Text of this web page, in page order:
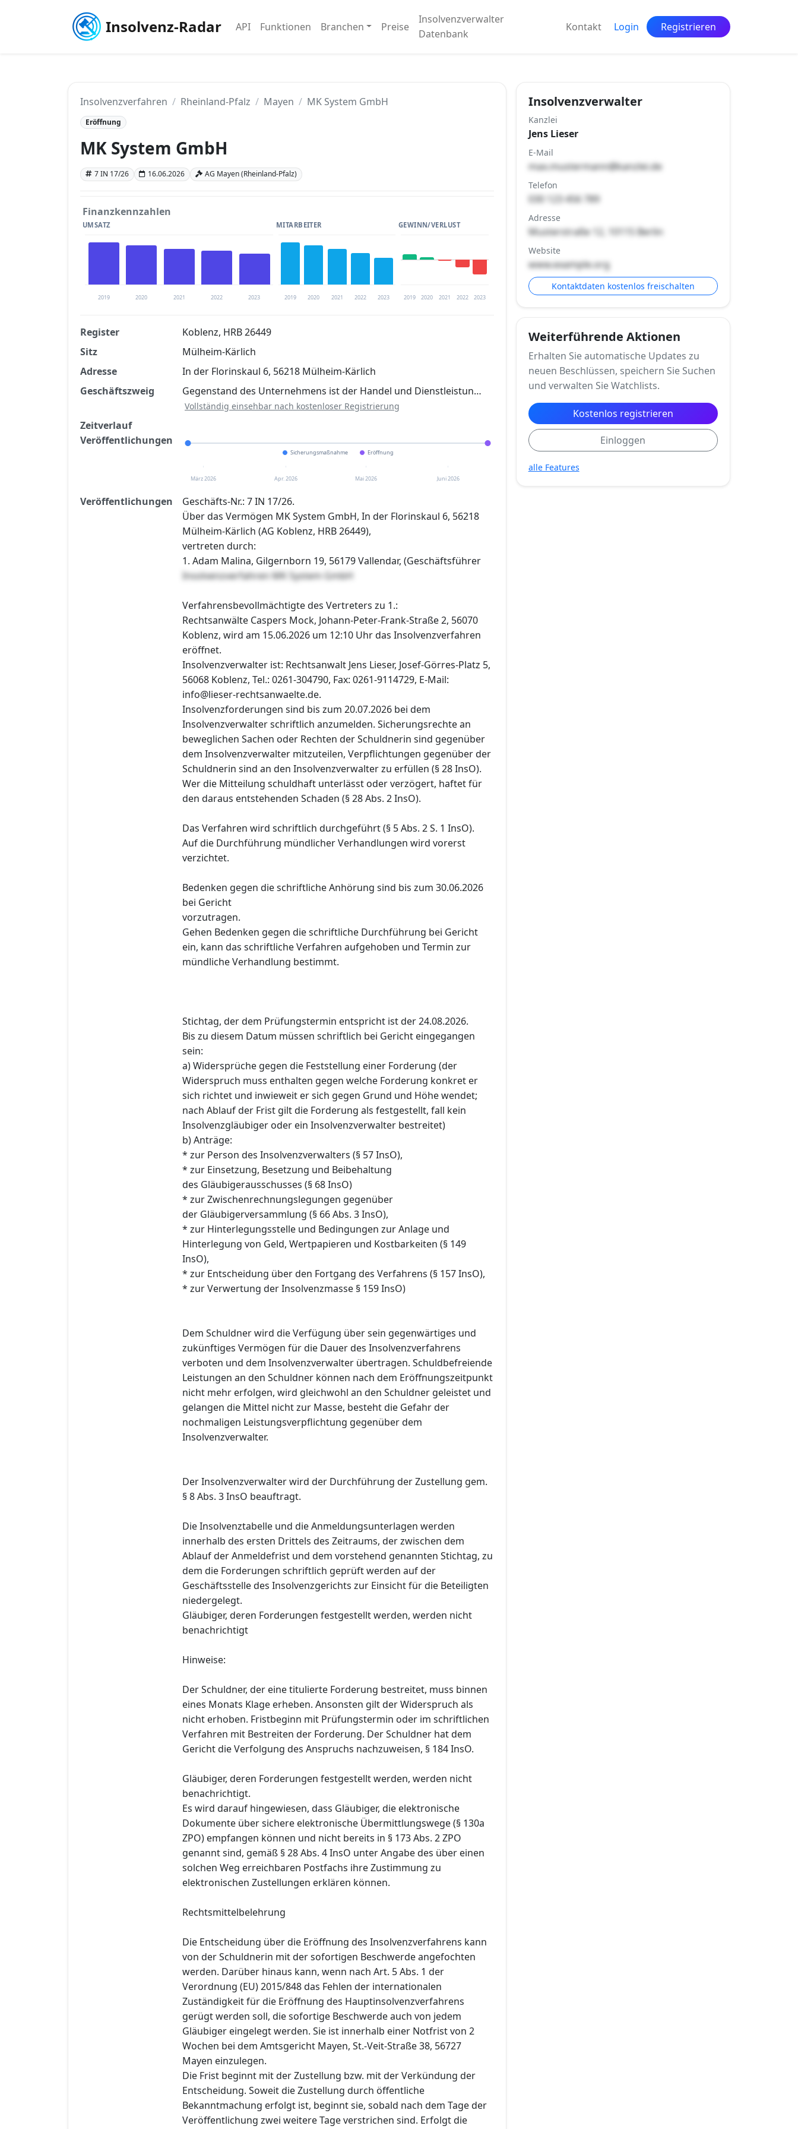
Insolvenz-Radar API Funktionen Branchen Preise
Insolvenzverwalter
Datenbank
Kontakt Login Registrieren
Insolvenzverfahren Rheinland-Pfalz Mayen MK System GmbH
Eröffnung
MK System GmbH
7 IN 17/26 16.06.2026 AG Mayen (Rheinland-Pfalz)
Finanzkennzahlen
UMSATZ
2019 2020 2021 2022 2023
MITARBEITER
2019 2020 2021 2022 2023
GEWINN/VERLUST
2019 2020 2021 2022 2023
Finanzkennzahlen nach kostenloser Registrierung verfügbar
Jetzt kostenlos registrieren
Register
Koblenz, HRB 26449
Sitz
Mülheim-Kärlich
Adresse
In der Florinskaul 6, 56218 Mülheim-Kärlich
Geschäftszweig
Gegenstand des Unternehmens ist der Handel und Dienstleistun…
Vollständig einsehbar nach kostenloser Registrierung
Zeitverlauf
Veröffentlichungen
Sicherungsmaßnahme Eröffnung
März 2026 Apr. 2026 Mai 2026 Juni 2026
Veröffentlichungen
Geschäfts-Nr.: 7 IN 17/26.
Über das Vermögen MK System GmbH, In der Florinskaul 6, 56218
Mülheim-Kärlich (AG Koblenz, HRB 26449),
vertreten durch:
1. Adam Malina, Gilgernborn 19, 56179 Vallendar, (Geschäftsführer
Insolvenzverfahren MK System GmbH
Verfahrensbevollmächtigte des Vertreters zu 1.:
Rechtsanwälte Caspers Mock, Johann-Peter-Frank-Straße 2, 56070
Koblenz, wird am 15.06.2026 um 12:10 Uhr das Insolvenzverfahren
eröffnet.
Insolvenzverwalter ist: Rechtsanwalt Jens Lieser, Josef-Görres-Platz 5,
56068 Koblenz, Tel.: 0261-304790, Fax: 0261-9114729, E-Mail:
info@lieser-rechtsanwaelte.de.
Insolvenzforderungen sind bis zum 20.07.2026 bei dem
Insolvenzverwalter schriftlich anzumelden. Sicherungsrechte an
beweglichen Sachen oder Rechten der Schuldnerin sind gegenüber
dem Insolvenzverwalter mitzuteilen, Verpflichtungen gegenüber der
Schuldnerin sind an den Insolvenzverwalter zu erfüllen (§ 28 InsO).
Wer die Mitteilung schuldhaft unterlässt oder verzögert, haftet für
den daraus entstehenden Schaden (§ 28 Abs. 2 InsO).
Das Verfahren wird schriftlich durchgeführt (§ 5 Abs. 2 S. 1 InsO).
Auf die Durchführung mündlicher Verhandlungen wird vorerst
verzichtet.
Bedenken gegen die schriftliche Anhörung sind bis zum 30.06.2026
bei Gericht
vorzutragen.
Gehen Bedenken gegen die schriftliche Durchführung bei Gericht
ein, kann das schriftliche Verfahren aufgehoben und Termin zur
mündliche Verhandlung bestimmt.
Stichtag, der dem Prüfungstermin entspricht ist der 24.08.2026.
Bis zu diesem Datum müssen schriftlich bei Gericht eingegangen
sein:
a) Widersprüche gegen die Feststellung einer Forderung (der
Widerspruch muss enthalten gegen welche Forderung konkret er
sich richtet und inwieweit er sich gegen Grund und Höhe wendet;
nach Ablauf der Frist gilt die Forderung als festgestellt, fall kein
Insolvenzgläubiger oder ein Insolvenzverwalter bestreitet)
b) Anträge:
* zur Person des Insolvenzverwalters (§ 57 InsO),
* zur Einsetzung, Besetzung und Beibehaltung
des Gläubigerausschusses (§ 68 InsO)
* zur Zwischenrechnungslegungen gegenüber
der Gläubigerversammlung (§ 66 Abs. 3 InsO),
* zur Hinterlegungsstelle und Bedingungen zur Anlage und
Hinterlegung von Geld, Wertpapieren und Kostbarkeiten (§ 149
InsO),
* zur Entscheidung über den Fortgang des Verfahrens (§ 157 InsO),
* zur Verwertung der Insolvenzmasse § 159 InsO)
Dem Schuldner wird die Verfügung über sein gegenwärtiges und
zukünftiges Vermögen für die Dauer des Insolvenzverfahrens
verboten und dem Insolvenzverwalter übertragen. Schuldbefreiende
Leistungen an den Schuldner können nach dem Eröffnungszeitpunkt
nicht mehr erfolgen, wird gleichwohl an den Schuldner geleistet und
gelangen die Mittel nicht zur Masse, besteht die Gefahr der
nochmaligen Leistungsverpflichtung gegenüber dem
Insolvenzverwalter.
Der Insolvenzverwalter wird der Durchführung der Zustellung gem.
§ 8 Abs. 3 InsO beauftragt.
Die Insolvenztabelle und die Anmeldungsunterlagen werden
innerhalb des ersten Drittels des Zeitraums, der zwischen dem
Ablauf der Anmeldefrist und dem vorstehend genannten Stichtag, zu
dem die Forderungen schriftlich geprüft werden auf der
Geschäftsstelle des Insolvenzgerichts zur Einsicht für die Beteiligten
niedergelegt.
Gläubiger, deren Forderungen festgestellt werden, werden nicht
benachrichtigt
Hinweise:
Der Schuldner, der eine titulierte Forderung bestreitet, muss binnen
eines Monats Klage erheben. Ansonsten gilt der Widerspruch als
nicht erhoben. Fristbeginn mit Prüfungstermin oder im schriftlichen
Verfahren mit Bestreiten der Forderung. Der Schuldner hat dem
Gericht die Verfolgung des Anspruchs nachzuweisen, § 184 InsO.
Gläubiger, deren Forderungen festgestellt werden, werden nicht
benachrichtigt.
Es wird darauf hingewiesen, dass Gläubiger, die elektronische
Dokumente über sichere elektronische Übermittlungswege (§ 130a
ZPO) empfangen können und nicht bereits in § 173 Abs. 2 ZPO
genannt sind, gemäß § 28 Abs. 4 InsO unter Angabe des über einen
solchen Weg erreichbaren Postfachs ihre Zustimmung zu
elektronischen Zustellungen erklären können.
Rechtsmittelbelehrung
Die Entscheidung über die Eröffnung des Insolvenzverfahrens kann
von der Schuldnerin mit der sofortigen Beschwerde angefochten
werden. Darüber hinaus kann, wenn nach Art. 5 Abs. 1 der
Verordnung (EU) 2015/848 das Fehlen der internationalen
Zuständigkeit für die Eröffnung des Hauptinsolvenzverfahrens
gerügt werden soll, die sofortige Beschwerde auch von jedem
Gläubiger eingelegt werden. Sie ist innerhalb einer Notfrist von 2
Wochen bei dem Amtsgericht Mayen, St.-Veit-Straße 38, 56727
Mayen einzulegen.
Die Frist beginnt mit der Zustellung bzw. mit der Verkündung der
Entscheidung. Soweit die Zustellung durch öffentliche
Bekanntmachung erfolgt ist, beginnt sie, sobald nach dem Tage der
Veröffentlichung zwei weitere Tage verstrichen sind. Erfolgt die
Insolvenzverwalter
Kanzlei
Jens Lieser
E-Mail
max.mustermann@kanzlei.de
Telefon
030 123 456 789
Adresse
Musterstraße 12, 10115 Berlin
Website
www.example.org
Kontaktdaten kostenlos freischalten
Weiterführende Aktionen
Erhalten Sie automatische Updates zu
neuen Beschlüssen, speichern Sie Suchen
und verwalten Sie Watchlists.
Kostenlos registrieren
Einloggen
alle Features